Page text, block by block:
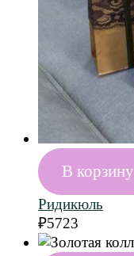
В корзину
Ридикюль
₽5723